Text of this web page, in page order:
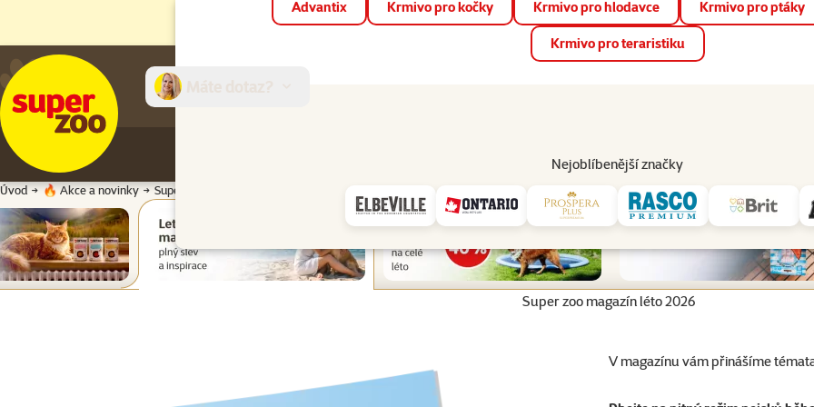
📱 Stáhněte si novou aplikaci Super zoo.Více informací
Advantix Krmivo pro kočky Krmivo pro hlodavce Krmivo pro ptáky
Krmivo pro teraristiku
Nejoblíbenější značky
Prodejny Služby
Úvod 🔥 Akce a novinky Super zoo magazín léto 2026
Super zoo magazín léto 2026
V magazínu vám přinášíme